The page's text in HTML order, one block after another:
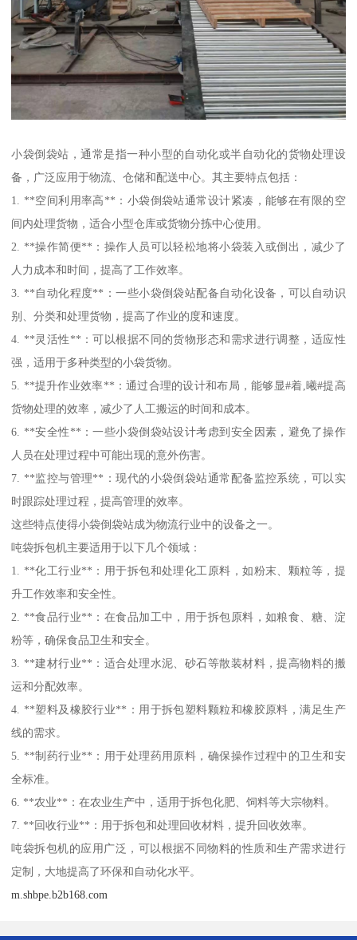
小袋倒袋站，通常是指一种小型的自动化或半自动化的货物处理设
备，广泛应用于物流、仓储和配送中心。其主要特点包括：
1. **空间利用率高**：小袋倒袋站通常设计紧凑，能够在有限的空
间内处理货物，适合小型仓库或货物分拣中心使用。
2. **操作简便**：操作人员可以轻松地将小袋装入或倒出，减少了
人力成本和时间，提高了工作效率。
3. **自动化程度**：一些小袋倒袋站配备自动化设备，可以自动识
别、分类和处理货物，提高了作业的度和速度。
4. **灵活性**：可以根据不同的货物形态和需求进行调整，适应性
强，适用于多种类型的小袋货物。
5. **提升作业效率**：通过合理的设计和布局，能够显#着,曦#提高
货物处理的效率，减少了人工搬运的时间和成本。
6. **安全性**：一些小袋倒袋站设计考虑到安全因素，避免了操作
人员在处理过程中可能出现的意外伤害。
7. **监控与管理**：现代的小袋倒袋站通常配备监控系统，可以实
时跟踪处理过程，提高管理的效率。
这些特点使得小袋倒袋站成为物流行业中的设备之一。
吨袋拆包机主要适用于以下几个领域：
1. **化工行业**：用于拆包和处理化工原料，如粉末、颗粒等，提
升工作效率和安全性。
2. **食品行业**：在食品加工中，用于拆包原料，如粮食、糖、淀
粉等，确保食品卫生和安全。
3. **建材行业**：适合处理水泥、砂石等散装材料，提高物料的搬
运和分配效率。
4. **塑料及橡胶行业**：用于拆包塑料颗粒和橡胶原料，满足生产
线的需求。
5. **制药行业**：用于处理药用原料，确保操作过程中的卫生和安
全标准。
6. **农业**：在农业生产中，适用于拆包化肥、饲料等大宗物料。
7. **回收行业**：用于拆包和处理回收材料，提升回收效率。
吨袋拆包机的应用广泛，可以根据不同物料的性质和生产需求进行
定制，大地提高了环保和自动化水平。
m.shbpe.b2b168.com